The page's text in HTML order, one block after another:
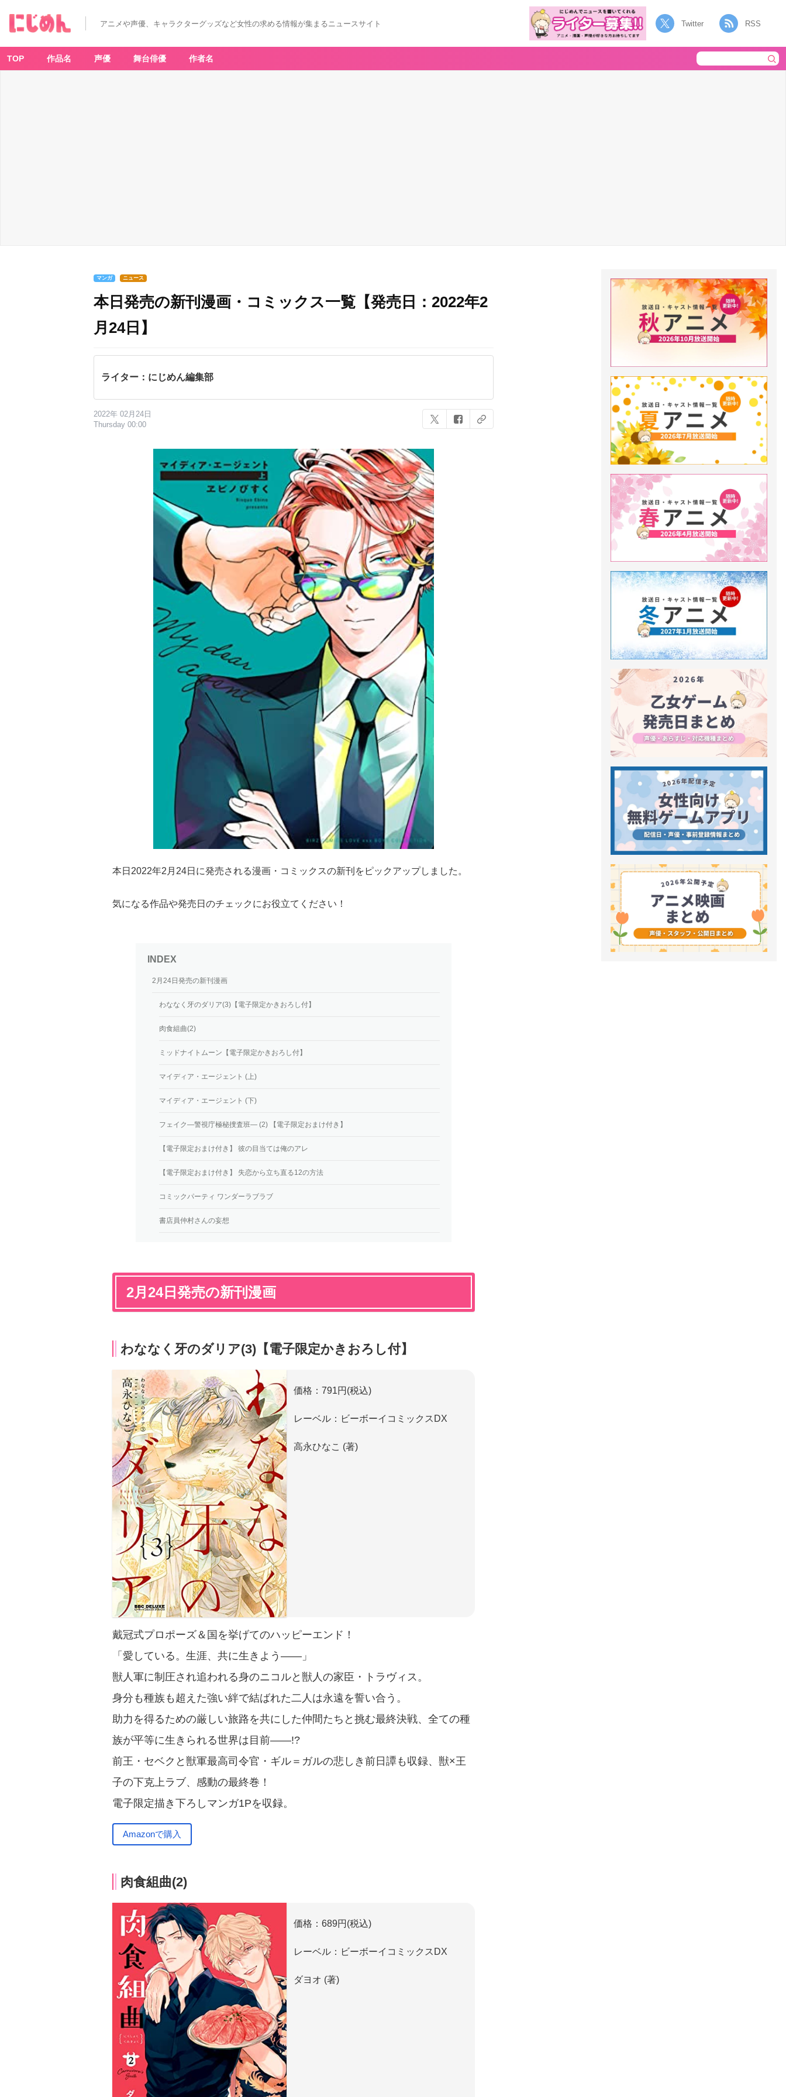
アニメや声優、キャラクターグッズなど女性の求める情報が集まるニュースサイト Twitter RSS
TOP 作品名 声優 舞台俳優 作者名
マンガ ニュース
本日発売の新刊漫画・コミックス一覧【発売日：2022年2
月24日】
ライター：にじめん編集部
2022年 02月24日
Thursday 00:00
本日2022年2月24日に発売される漫画・コミックスの新刊をピックアップしました。
気になる作品や発売日のチェックにお役立てください！
2月24日発売の新刊漫画
わななく牙のダリア(3)【電子限定かきおろし付】
肉食組曲(2)
ミッドナイトムーン【電子限定かきおろし付】
マイディア・エージェント (上)
マイディア・エージェント (下)
フェイク―警視庁極秘捜査班― (2) 【電子限定おまけ付き】
【電子限定おまけ付き】 彼の目当ては俺のアレ
【電子限定おまけ付き】 失恋から立ち直る12の方法
コミックパーティ ワンダーラブラブ
書店員仲村さんの妄想
2月24日発売の新刊漫画
わななく牙のダリア(3)【電子限定かきおろし付】
価格：791円(税込)
レーベル：ビーボーイコミックスDX
高永ひなこ (著)
戴冠式プロポーズ＆国を挙げてのハッピーエンド！
「愛している。生涯、共に生きよう――」
獣人軍に制圧され追われる身のニコルと獣人の家臣・トラヴィス。
身分も種族も超えた強い絆で結ばれた二人は永遠を誓い合う。
助力を得るための厳しい旅路を共にした仲間たちと挑む最終決戦、全ての種
族が平等に生きられる世界は目前――!?
前王・セベクと獣軍最高司令官・ギル＝ガルの悲しき前日譚も収録、獣×王
子の下克上ラブ、感動の最終巻！
電子限定描き下ろしマンガ1Pを収録。
Amazonで購入
肉食組曲(2)
価格：689円(税込)
レーベル：ビーボーイコミックスDX
ダヨオ (著)